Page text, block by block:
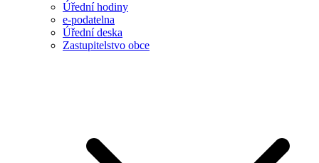
Úřední hodiny
e-podatelna
Úřední deska
Zastupitelstvo obce